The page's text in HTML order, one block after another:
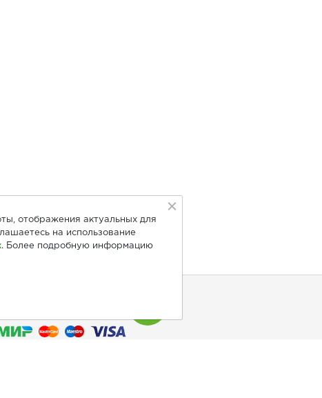
отображения актуальных для
на использование
. Более подробную информацию